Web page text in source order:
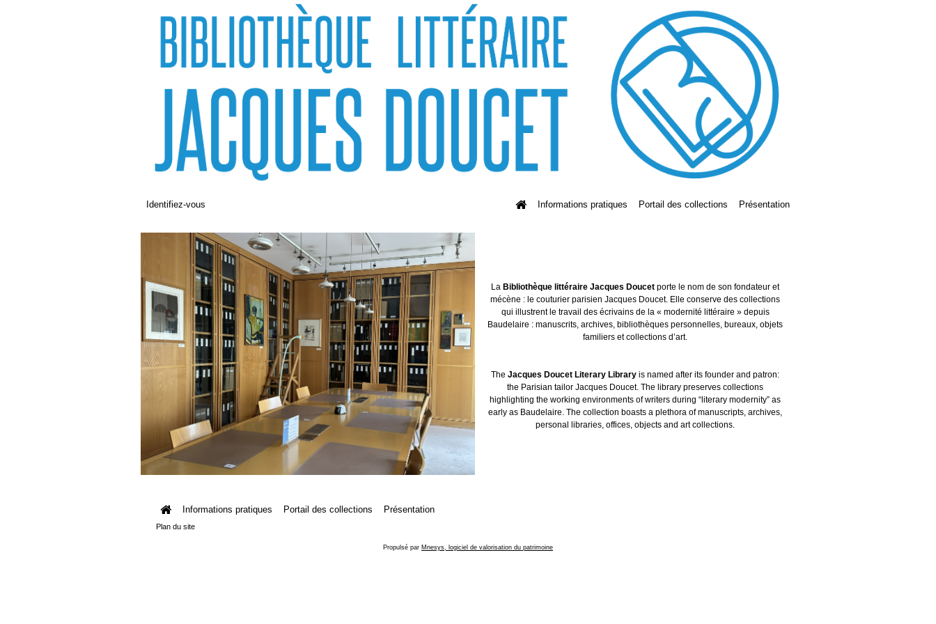
Identifiez-vous Informations pratiques Portail des collections Présentation
La Bibliothèque littéraire Jacques Doucet porte le nom de son fondateur et
mécène : le couturier parisien Jacques Doucet. Elle conserve des collections
qui illustrent le travail des écrivains de la « modernité littéraire » depuis
Baudelaire : manuscrits, archives, bibliothèques personnelles, bureaux, objets
familiers et collections d’art.
The Jacques Doucet Literary Library is named after its founder and patron:
the Parisian tailor Jacques Doucet. The library preserves collections
highlighting the working environments of writers during “literary modernity” as
early as Baudelaire. The collection boasts a plethora of manuscripts, archives,
personal libraries, offices, objects and art collections.
Informations pratiques Portail des collections Présentation
Plan du site
Propulsé par Mnesys, logiciel de valorisation du patrimoine